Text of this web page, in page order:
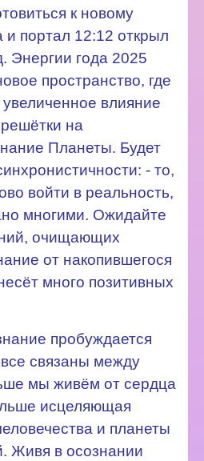
к новому
портал 12:12 открыл
Энергии года 2025
пространство, где
влияние
на
Планеты. Будет
- то,
войти в реальность,
многими. Ожидайте
очищающих
от накопившегося
много позитивных
пробуждается
связаны между
мы живём от сердца
исцеляющая
и планеты
Живя в осознании